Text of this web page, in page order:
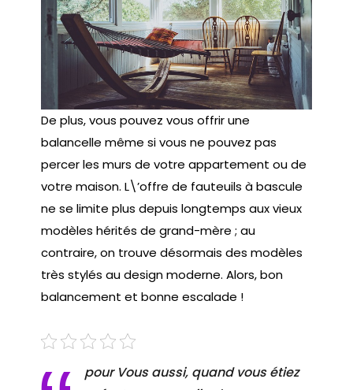
De plus, vous pouvez vous offrir une
balancelle même si vous ne pouvez pas
percer les murs de votre appartement ou de
votre maison. L\’offre de fauteuils à bascule
ne se limite plus depuis longtemps aux vieux
modèles hérités de grand-mère ; au
contraire, on trouve désormais des modèles
très stylés au design moderne. Alors, bon
balancement et bonne escalade !
pour Vous aussi, quand vous étiez